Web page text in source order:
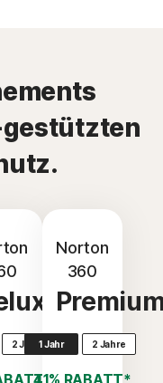
2 Jahre
Norton
360
1 Jahr 2 Jahre